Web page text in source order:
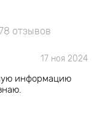
отзывов
17 ноя 2024
информацию